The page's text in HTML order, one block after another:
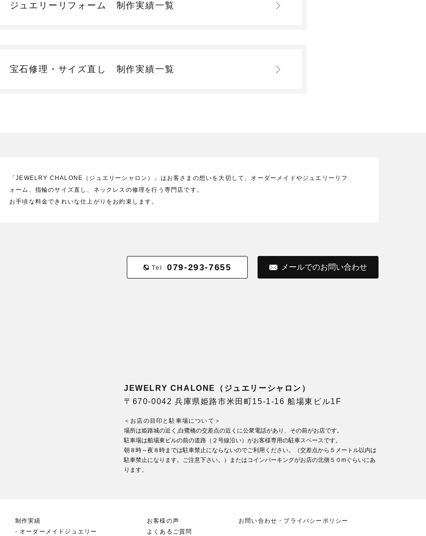
ジュエリーリフォーム 制作実績一覧
宝石修理・サイズ直し 制作実績一覧
「JEWELRY CHALONE（ジュエリーシャロン）」はお客さまの想いを大切して、オーダーメイドやジュエリーリフ
ォーム、指輪のサイズ直し、ネックレスの修理を行う専門店です。
お手頃な料金できれいな仕上がりをお約束します。
Tel 079-293-7655 メールでのお問い合わせ
JEWELRY CHALONE（ジュエリーシャロン）
〒670-0042 兵庫県姫路市米田町15-1-16 船場東ビル1F
＜お店の目印と駐車場について＞
場所は姫路城の近く,白鷺橋の交差点の近くに公衆電話があり、その前がお店です。
駐車場は船場東ビルの前の道路（２号線沿い）がお客様専用の駐車スペースです。
朝８時～夜８時までは駐車禁止にならないのでご利用ください。（交差点から５メートル以内は
駐車禁止になります。ご注意下さい。）またはコインパーキングがお店の北側５０mぐらいにあ
ります。
制作実績
オーダーメイドジュエリー
お客様の声
よくあるご質問
お問い合わせ・プライバシーポリシー